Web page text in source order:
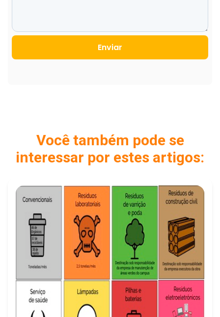
Enviar
Você também pode se
interessar por estes artigos: